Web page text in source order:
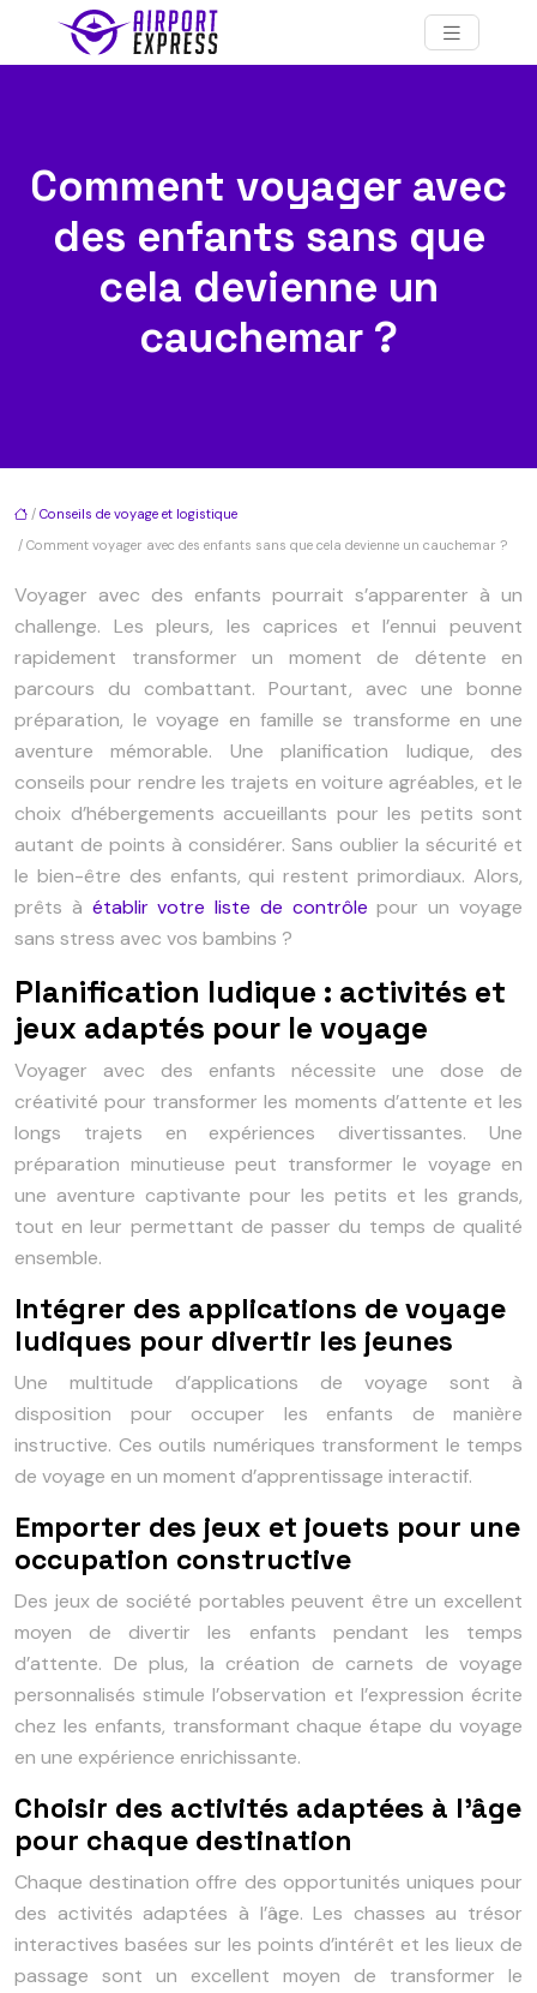
Comment voyager avec
des enfants sans que
cela devienne un
cauchemar ?
/ Conseils de voyage et logistique
/ Comment voyager avec des enfants sans que cela devienne un cauchemar ?
Voyager avec des enfants pourrait s’apparenter à un
challenge. Les pleurs, les caprices et l’ennui peuvent
rapidement transformer un moment de détente en
parcours du combattant. Pourtant, avec une bonne
préparation, le voyage en famille se transforme en une
aventure mémorable. Une planification ludique, des
conseils pour rendre les trajets en voiture agréables, et le
choix d’hébergements accueillants pour les petits sont
autant de points à considérer. Sans oublier la sécurité et
le bien-être des enfants, qui restent primordiaux. Alors,
prêts à établir votre liste de contrôle pour un voyage
sans stress avec vos bambins ?
Planification ludique : activités et
jeux adaptés pour le voyage
Voyager avec des enfants nécessite une dose de
créativité pour transformer les moments d’attente et les
longs trajets en expériences divertissantes. Une
préparation minutieuse peut transformer le voyage en
une aventure captivante pour les petits et les grands,
tout en leur permettant de passer du temps de qualité
ensemble.
Intégrer des applications de voyage
ludiques pour divertir les jeunes
Une multitude d’applications de voyage sont à
disposition pour occuper les enfants de manière
instructive. Ces outils numériques transforment le temps
de voyage en un moment d’apprentissage interactif.
Emporter des jeux et jouets pour une
occupation constructive
Des jeux de société portables peuvent être un excellent
moyen de divertir les enfants pendant les temps
d’attente. De plus, la création de carnets de voyage
personnalisés stimule l’observation et l’expression écrite
chez les enfants, transformant chaque étape du voyage
en une expérience enrichissante.
Choisir des activités adaptées à l’âge
pour chaque destination
Chaque destination offre des opportunités uniques pour
des activités adaptées à l’âge. Les chasses au trésor
interactives basées sur les points d’intérêt et les lieux de
passage sont un excellent moyen de transformer le